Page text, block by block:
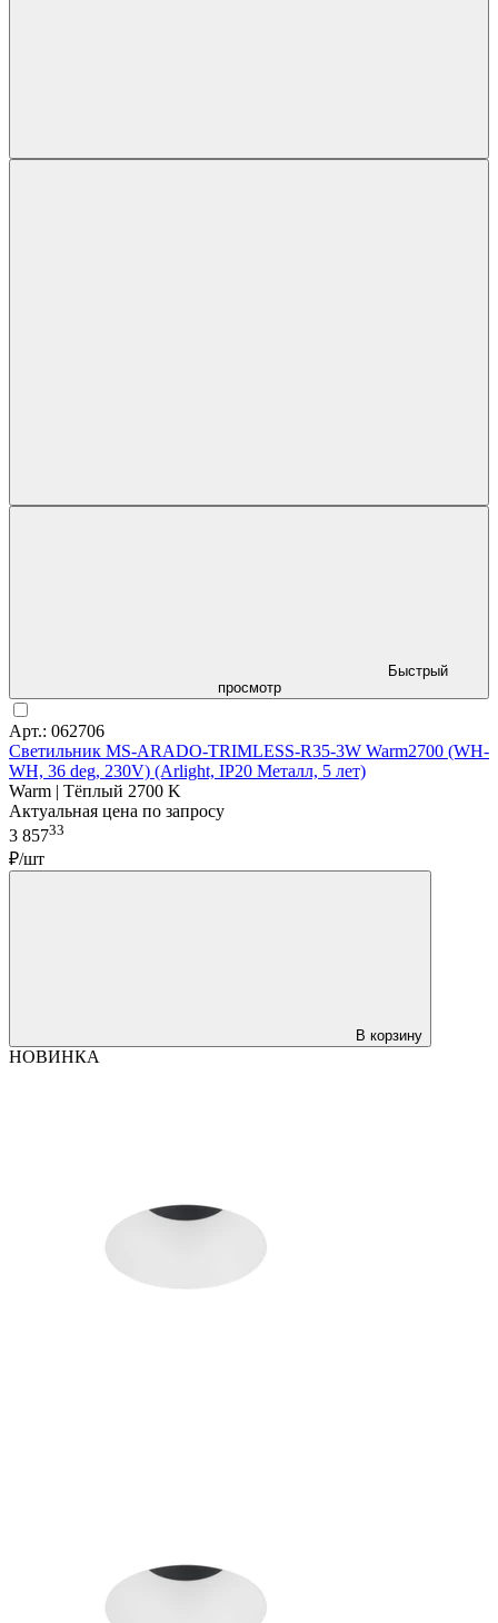
Быстрый
просмотр
Арт.: 062706
Светильник MS-ARADO-TRIMLESS-R35-3W Warm2700 (WH-
WH, 36 deg, 230V) (Arlight, IP20 Металл, 5 лет)
Warm | Тёплый 2700 K
Актуальная цена по запросу
3 85733
₽/шт
В корзину
НОВИНКА